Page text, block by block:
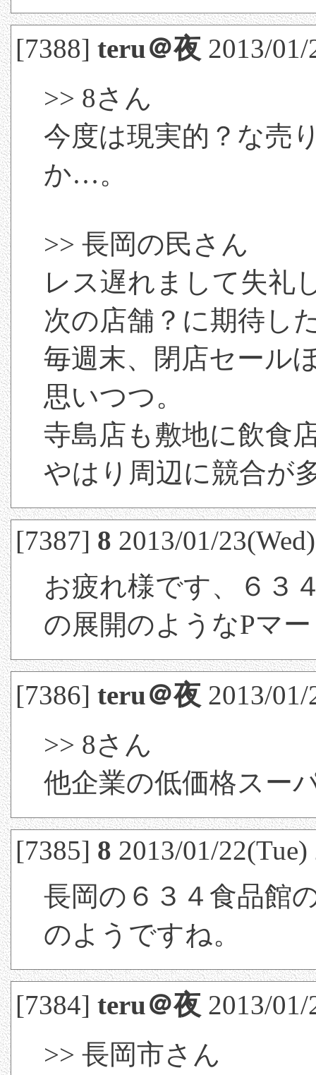
[7388]teru＠夜 2013/01/
>> 8さん
今度は現実的？な売
か…。
>> 長岡の民さん
レス遅れまして失礼
次の店舗？に期待し
毎週末、閉店セール
思いつつ。
寺島店も敷地に飲食
やはり周辺に競合が
[7387] 8 2013/01/
お疲れ様です、６３
の展開のようなPマ
[7386]teru＠夜 2013/01/
>> 8さん
他企業の低価格スー
[7385] 8 2013/01/22(Tue)
長岡の６３４食品館
のようですね。
[7384]teru＠夜 2013/
>> 長岡市さん